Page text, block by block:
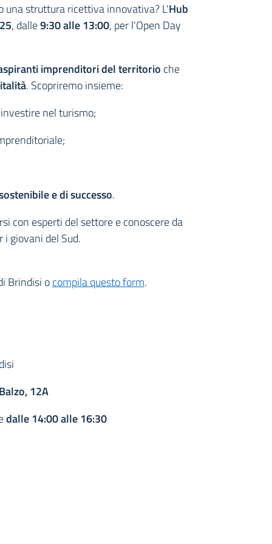
una struttura ricettiva innovativa? L'Hub
, dalle9:30 alle 13:00, per l'Open Day
imprenditori del territorio che
. Scopriremo insieme:
nel turismo;
e di successo.
con esperti del settore e conoscere da
i giovani del Sud.
Brindisi ocompila questo form.
12A
dalle 14:00 alle 16:30